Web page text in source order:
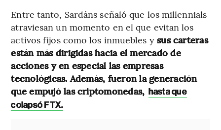
Entre tanto, Sardáns señaló que los millennials
atraviesan un momento en el que evitan los
activos fijos como los inmuebles ysus carteras
están más dirigidas hacia el mercado de
acciones y en especial las empresas
tecnológicas. Además, fueron la generación
que empujó las criptomonedas, hasta que
colapsó FTX.